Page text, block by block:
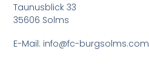
Taunusblick 33
35606 Solms
E-Mail: info@fc-burgsolms.com